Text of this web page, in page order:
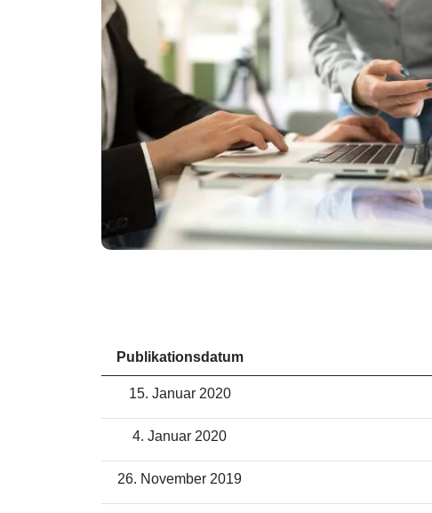
Publikationsdatum
15. Januar 2020
4. Januar 2020
26. November 2019